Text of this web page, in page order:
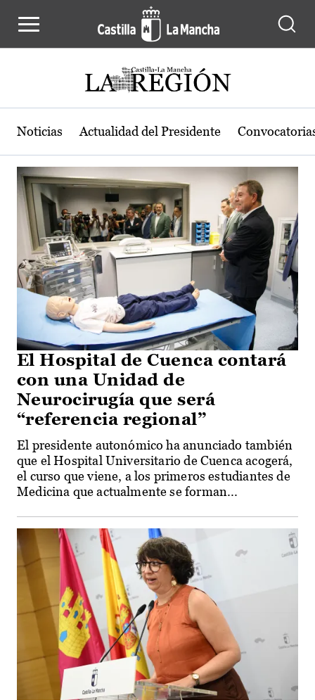
Actualidad de la región de Castilla-
Noticias Actualidad del Presidente
El Hospital de Cuenca contará
con una Unidad de
Neurocirugía que será
“referencia regional”
El presidente autonómico ha anunciado también
que el Hospital Universitario de Cuenca acogerá,
el curso que viene, a los primeros estudiantes de
Medicina que actualmente se forman...